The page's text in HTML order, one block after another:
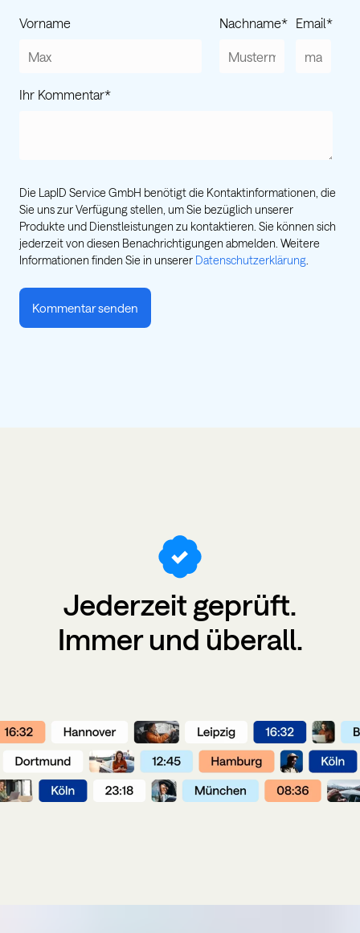
Vorname Nachname* Email*
Ihr Kommentar*
Die LapID Service GmbH benötigt die Kontaktinformationen, die
Sie uns zur Verfügung stellen, um Sie bezüglich unserer
Produkte und Dienstleistungen zu kontaktieren. Sie können sich
jederzeit von diesen Benachrichtigungen abmelden. Weitere
Informationen finden Sie in unserer Datenschutzerklärung
Jederzeit geprüft.
Immer und überall.